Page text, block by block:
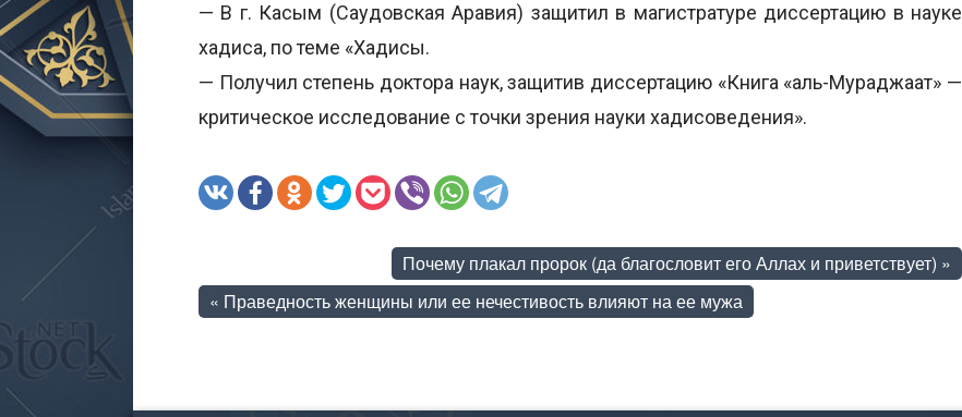
— В г. Касым (Саудовская Аравия) защитил в магистратуре диссертацию в науке
хадиса, по теме «Хадисы.
— Получил степень доктора наук, защитив диссертацию «Книга «аль-Мураджаат» —
критическое исследование с точки зрения науки хадисоведения».
Почему плакал пророк (да благословит его Аллах и приветствует) »
« Праведность женщины или ее нечестивость влияют на ее мужа